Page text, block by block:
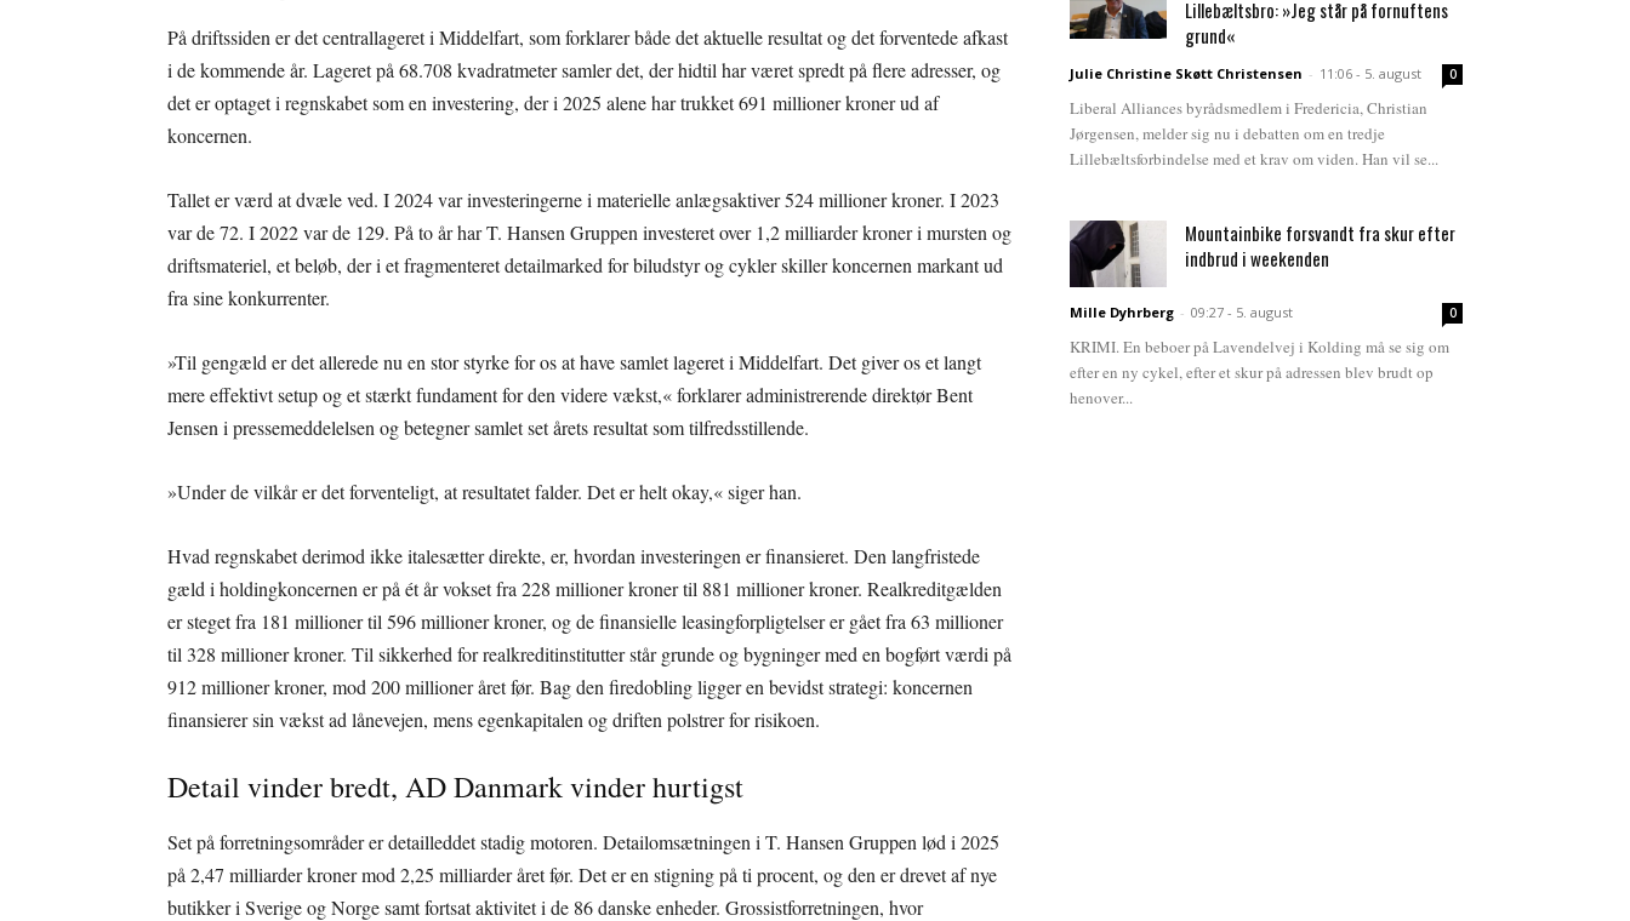
På driftssiden er det centrallageret i Middelfart, som forklarer både det aktuelle resultat og det forventede afkast
i de kommende år. Lageret på 68.708 kvadratmeter samler det, der hidtil har været spredt på flere adresser, og
det er optaget i regnskabet som en investering, der i 2025 alene har trukket 691 millioner kroner ud af
koncernen.
Tallet er værd at dvæle ved. I 2024 var investeringerne i materielle anlægsaktiver 524 millioner kroner. I 2023
var de 72. I 2022 var de 129. På to år har T. Hansen Gruppen investeret over 1,2 milliarder kroner i mursten og
driftsmateriel, et beløb, der i et fragmenteret detailmarked for biludstyr og cykler skiller koncernen markant ud
fra sine konkurrenter.
»Til gengæld er det allerede nu en stor styrke for os at have samlet lageret i Middelfart. Det giver os et langt
mere effektivt setup og et stærkt fundament for den videre vækst,« forklarer administrerende direktør Bent
Jensen i pressemeddelelsen og betegner samlet set årets resultat som tilfredsstillende.
»Under de vilkår er det forventeligt, at resultatet falder. Det er helt okay,« siger han.
Hvad regnskabet derimod ikke italesætter direkte, er, hvordan investeringen er finansieret. Den langfristede
gæld i holdingkoncernen er på ét år vokset fra 228 millioner kroner til 881 millioner kroner. Realkreditgælden
er steget fra 181 millioner til 596 millioner kroner, og de finansielle leasingforpligtelser er gået fra 63 millioner
til 328 millioner kroner. Til sikkerhed for realkreditinstitutter står grunde og bygninger med en bogført værdi på
912 millioner kroner, mod 200 millioner året før. Bag den firedobling ligger en bevidst strategi: koncernen
finansierer sin vækst ad lånevejen, mens egenkapitalen og driften polstrer for risikoen.
Detail vinder bredt, AD Danmark vinder hurtigst
Set på forretningsområder er detailleddet stadig motoren. Detailomsætningen i T. Hansen Gruppen lød i 2025
på 2,47 milliarder kroner mod 2,25 milliarder året før. Det er en stigning på ti procent, og den er drevet af nye
butikker i Sverige og Norge samt fortsat aktivitet i de 86 danske enheder. Grossistforretningen, hvor
Lillebæltsbro: »Jeg står på fornuftens
grund«
Julie Christine Skøtt Christensen - 11:06 - 5. august 0
Liberal Alliances byrådsmedlem i Fredericia, Christian
Jørgensen, melder sig nu i debatten om en tredje
Lillebæltsforbindelse med et krav om viden. Han vil se...
Mountainbike forsvandt fra skur efter
indbrud i weekenden
Mille Dyhrberg - 09:27 - 5. august 0
KRIMI. En beboer på Lavendelvej i Kolding må se sig om
efter en ny cykel, efter et skur på adressen blev brudt op
henover...